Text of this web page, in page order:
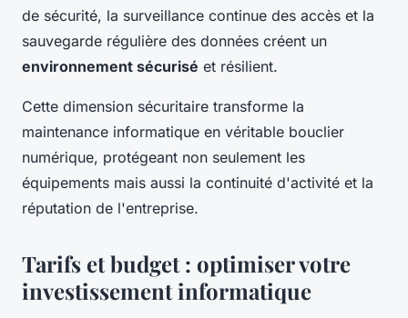
de sécurité, la surveillance continue des accès et la
sauvegarde régulière des données créent un
environnement sécurisé et résilient.
Cette dimension sécuritaire transforme la
maintenance informatique en véritable bouclier
numérique, protégeant non seulement les
équipements mais aussi la continuité d'activité et la
réputation de l'entreprise.
Tarifs et budget : optimiser votre
investissement informatique